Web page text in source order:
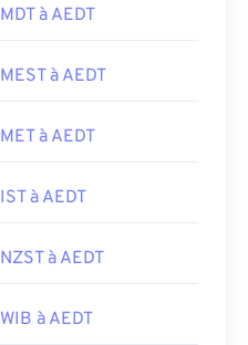
MDT à AEDT
MEST à AEDT
MET à AEDT
IST à AEDT
NZST à AEDT
WIB à AEDT